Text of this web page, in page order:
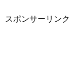
スポンサーリンク